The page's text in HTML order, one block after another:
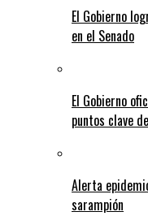
El Gobierno
en el Senado
El Gobierno
puntos clave
Alerta
sarampión